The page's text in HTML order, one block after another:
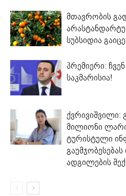
მთავრობის
სუბსიდია
პრემიერი:
საკმარისია!
ქვრივიშვილი:
მილიონი
ტურისტული
ადგილების